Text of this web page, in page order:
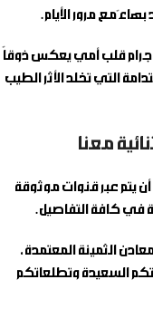
مع مرور الأيام.
يعكس ذوقاً
التي تخلد الأثر الطيب
معنا
أن يتم عبر قنوات موثوقة
في كافة التفاصيل.
الثمينة المعتمدة،
السعيدة وتطلعاتكم